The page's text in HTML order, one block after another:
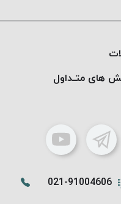
های متـداول
021-91004606